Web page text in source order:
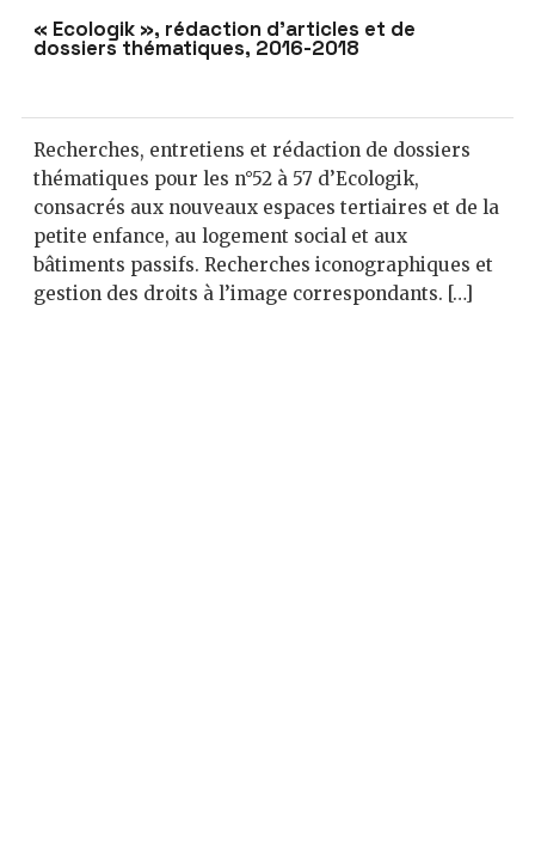
« Ecologik », rédaction d’articles et de
dossiers thématiques, 2016-2018
Recherches, entretiens et rédaction de dossiers
thématiques pour les n°52 à 57 d’Ecologik,
consacrés aux nouveaux espaces tertiaires et de la
petite enfance, au logement social et aux
bâtiments passifs. Recherches iconographiques et
gestion des droits à l’image correspondants. […]